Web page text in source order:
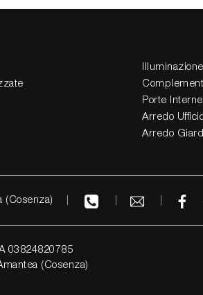
Illuminazione
Porte Interne
Arredo
Arredo
(Cosenza)
03824820785
(Cosenza)